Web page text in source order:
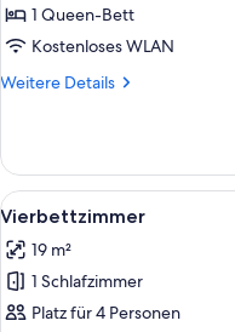
1 Queen-Bett
Kostenloses WLAN
Weitere Details
Weitere
Alle
Fotos
für
Vierbettzimmer
anzeigen
4
Vierbettzimmer
19 m²
1 Schlafzimmer
Platz für 4 Personen